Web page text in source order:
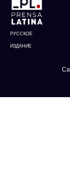
РУССКОЕ
ИЗДАНИЕ